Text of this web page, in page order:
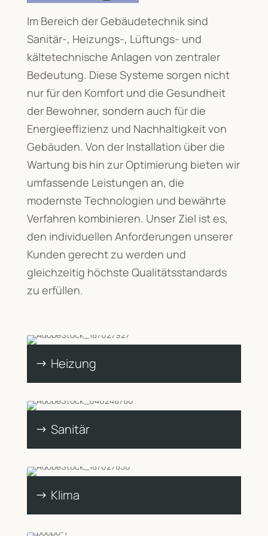
Im Bereich der Gebäudetechnik sind
Sanitär-, Heizungs-, Lüftungs- und
kältetechnische Anlagen von zentraler
Bedeutung. Diese Systeme sorgen nicht
nur für den Komfort und die Gesundheit
der Bewohner, sondern auch für die
Energieeffizienz und Nachhaltigkeit von
Gebäuden. Von der Installation über die
Wartung bis hin zur Optimierung bieten wir
umfassende Leistungen an, die
modernste Technologien und bewährte
Verfahren kombinieren. Unser Ziel ist es,
den individuellen Anforderungen unserer
Kunden gerecht zu werden und
gleichzeitig höchste Qualitätsstandards
zu erfüllen.
Heizung
Sanitär
Klima